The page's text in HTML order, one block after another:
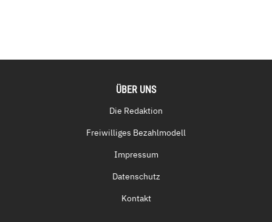
ÜBER UNS
Die Redaktion
Freiwilliges Bezahlmodell
Impressum
Datenschutz
Kontakt